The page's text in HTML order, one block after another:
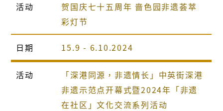
活动
贺国庆七十五周年 啬色园非遗荟萃
彩灯节
日期 15.9 - 6.10.2024
活动
「深港同源，非遗情长」中英街深港
非遗示范点开幕式暨2024年「非遗
在社区」文化交流系列活动